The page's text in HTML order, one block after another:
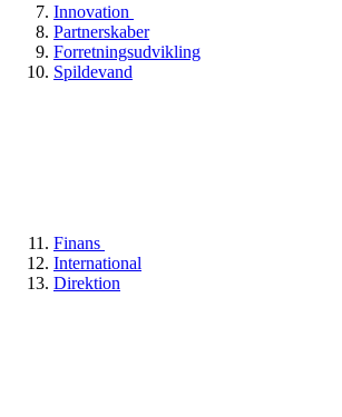
Innovation
Partnerskaber
Forretningsudvikling
Spildevand
Finans
International
Direktion